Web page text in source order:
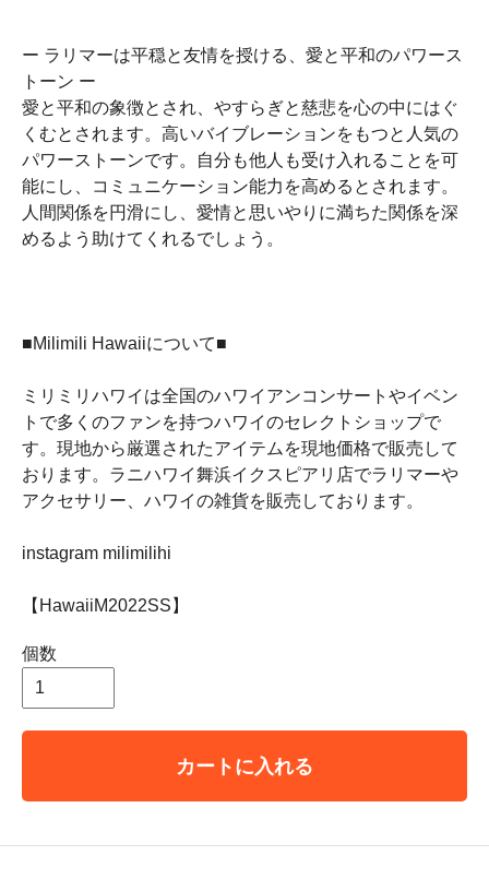
ー ラリマーは平穏と友情を授ける、愛と平和のパワース
トーン ー
愛と平和の象徴とされ、やすらぎと慈悲を心の中にはぐ
くむとされます。高いバイブレーションをもつと人気の
パワーストーンです。自分も他人も受け入れることを可
能にし、コミュニケーション能力を高めるとされます。
人間関係を円滑にし、愛情と思いやりに満ちた関係を深
めるよう助けてくれるでしょう。
■Milimili Hawaiiについて■
ミリミリハワイは全国のハワイアンコンサートやイベン
トで多くのファンを持つハワイのセレクトショップで
す。現地から厳選されたアイテムを現地価格で販売して
おります。ラニハワイ舞浜イクスピアリ店でラリマーや
アクセサリー、ハワイの雑貨を販売しております。
instagram milimilihi
【HawaiiM2022SS】
個数
カートに入れる